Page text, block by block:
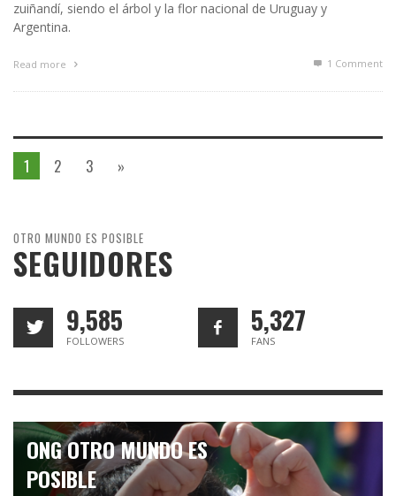
zuiñandí, siendo el árbol y la flor nacional de Uruguay y
Argentina.
Read more 1 Comment
1 2 3 »
OTRO MUNDO ES POSIBLE
SEGUIDORES
9,585
FOLLOWERS
5,327
FANS
ONG OTRO MUNDO ES
POSIBLE